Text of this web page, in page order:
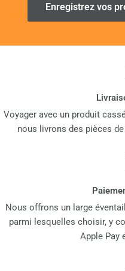
Enregistrez vos
Voyager avec un produit
nous livrons des pièces
Nous offrons un large
parmi lesquelles choisir, y
Apple Pay